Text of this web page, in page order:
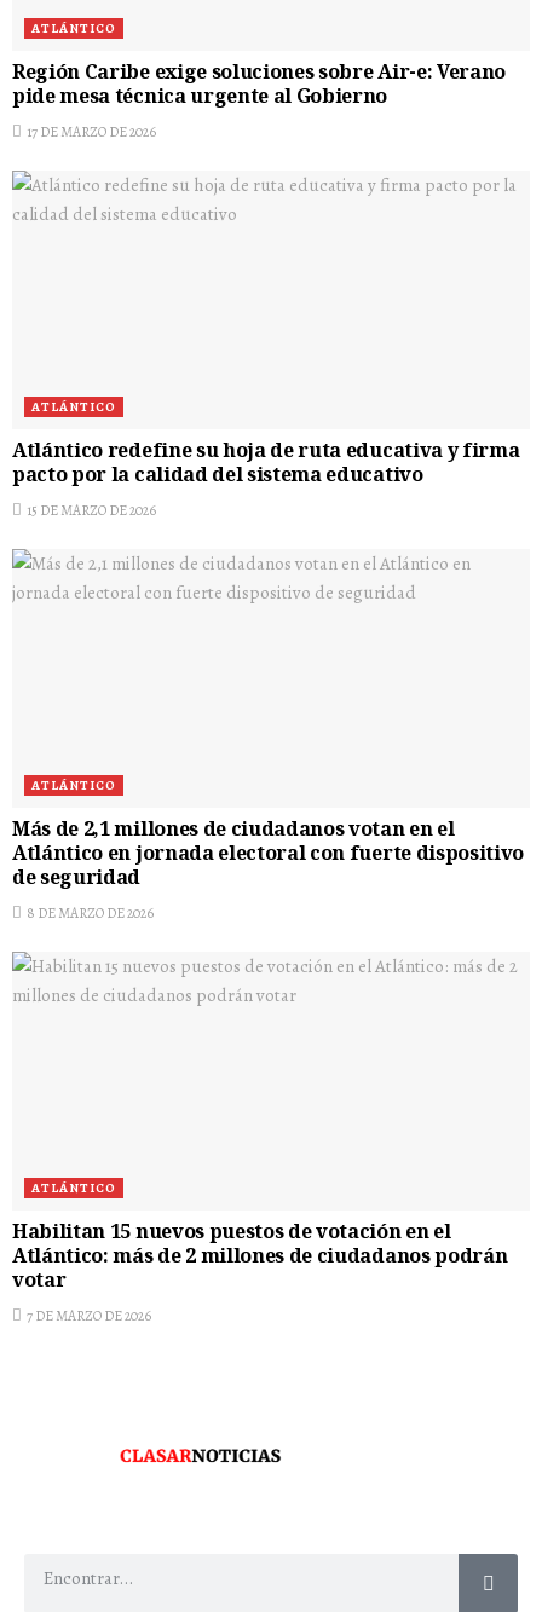
ATLÁNTICO
Región Caribe exige soluciones sobre Air-e: Verano
pide mesa técnica urgente al Gobierno
17 DE MARZO DE 2026
ATLÁNTICO
Atlántico redefine su hoja de ruta educativa y firma
pacto por la calidad del sistema educativo
15 DE MARZO DE 2026
ATLÁNTICO
Más de 2,1 millones de ciudadanos votan en el
Atlántico en jornada electoral con fuerte dispositivo
de seguridad
8 DE MARZO DE 2026
ATLÁNTICO
Habilitan 15 nuevos puestos de votación en el
Atlántico: más de 2 millones de ciudadanos podrán
votar
7 DE MARZO DE 2026